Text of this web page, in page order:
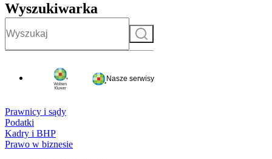
Wyszukiwarka
Szukaj
Nasze serwisy
Prawnicy i sądy
Podatki
Kadry i BHP
Prawo w biznesie